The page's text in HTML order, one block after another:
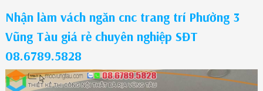
Nhận làm vách ngăn cnc trang trí Phường 3
Vũng Tàu giá rẻ chuyên nghiệp SĐT
08.6789.5828